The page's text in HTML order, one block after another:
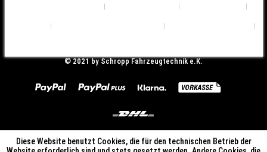
© ​2021 by Schropp Fahrzeugtechnik e.K.
Diese Website benutzt Cookies, die für den technischen Betrieb der